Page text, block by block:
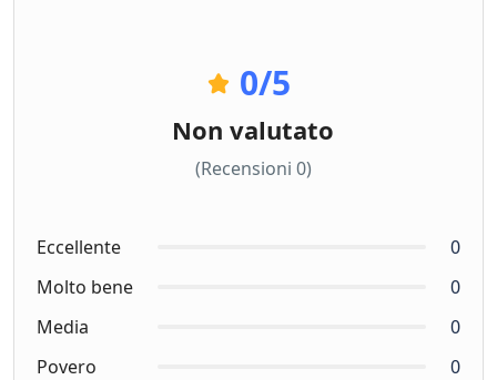
0/5
Non valutato
(Recensioni 0)
Eccellente
0
Molto bene
0
Media
0
Povero
0